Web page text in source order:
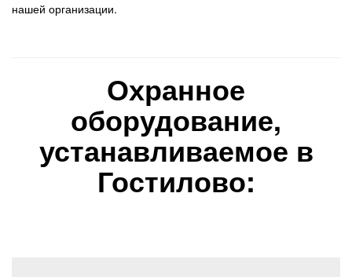
нашей организации.
Охранное
оборудование,
устанавливаемое в
Гостилово: